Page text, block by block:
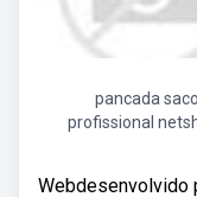
pancada saco
profissional
Webdesenvolvido